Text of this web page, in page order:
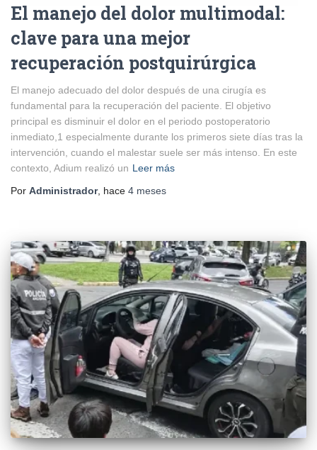
El manejo del dolor multimodal:
clave para una mejor
recuperación postquirúrgica
El manejo adecuado del dolor después de una cirugía es
fundamental para la recuperación del paciente. El objetivo
principal es disminuir el dolor en el periodo postoperatorio
inmediato,1 especialmente durante los primeros siete días tras la
intervención, cuando el malestar suele ser más intenso. En este
contexto, Adium realizó un Leer más
Por Administrador, hace 4 meses